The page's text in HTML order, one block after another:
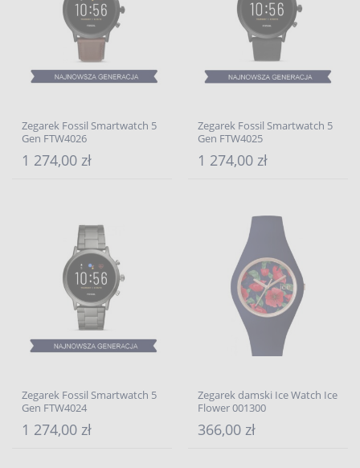
Zegarek Fossil Smartwatch 5
Gen FTW4026
1 274,00 zł
Zegarek Fossil Smartwatch 5
Gen FTW4025
1 274,00 zł
Zegarek Fossil Smartwatch 5
Gen FTW4024
1 274,00 zł
Zegarek damski Ice Watch Ice
Flower 001300
366,00 zł